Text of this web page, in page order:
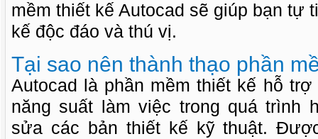
mềm thiết kế Autocad sẽ giúp bạn tự
kế độc đáo và thú vị.
Tại sao nên thành thạo phần
Autocad là phần mềm thiết kế hỗ
năng suất làm việc trong quá trình
sửa các bản thiết kế kỹ thuật.